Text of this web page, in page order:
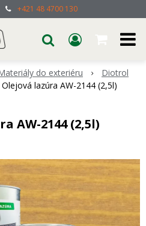
+421 48 4700 130
do exteriéru
Diotrol
Olejová lazúra AW-2144 (2,5l)
AW-2144 (2,5l)